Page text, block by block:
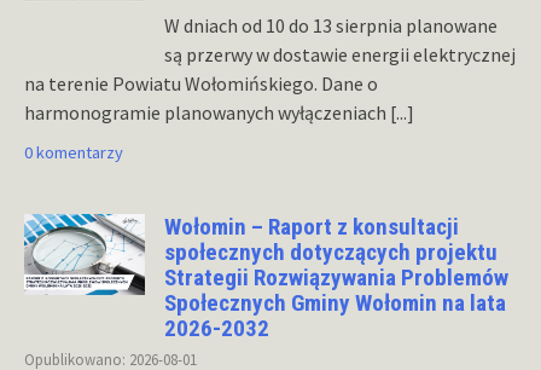
W dniach od 10 do 13 sierpnia planowane
są przerwy w dostawie energii elektrycznej
na terenie Powiatu Wołomińskiego. Dane o
harmonogramie planowanych wyłączeniach [...]
0 komentarzy
Wołomin – Raport z konsultacji
społecznych dotyczących projektu
Strategii Rozwiązywania Problemów
Społecznych Gminy Wołomin na lata
2026-2032
Opublikowano: 2026-08-01